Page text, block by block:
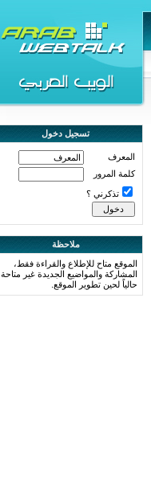
تسجيل دخول
المعرف
كلمة المرور
تذكرني ؟
ملاحظة
الموقع متاح للإطلاع والقراءة فقط،
المشاركة والمواضيع الجديدة غير متاحة
حالياً لحين تطوير الموقع.